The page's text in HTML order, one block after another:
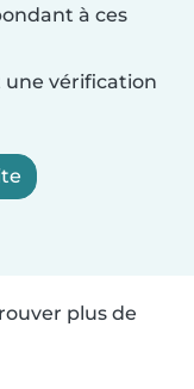
à ces
une vérification
plus de